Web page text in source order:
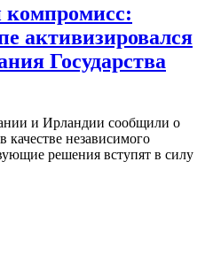
активизировался
Государства
и Ирландии сообщили о
независимого
решения вступят в силу